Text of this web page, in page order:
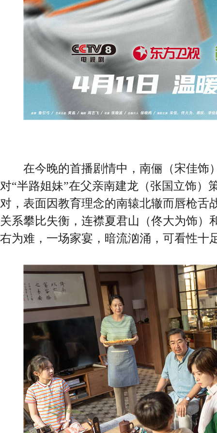
在今晚的首播剧情中，南俪（宋佳饰
对“半路姐妹”在父亲南建龙（张国立饰）
对，表面因教育理念的南辕北辙而唇枪舌
关系攀比失衡，连襟夏君山（佟大为饰）
右为难，一场家宴，暗流汹涌，可看性十